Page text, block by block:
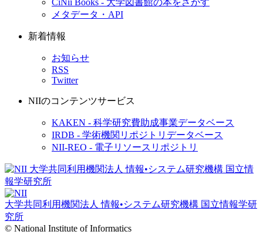
メタデータ・API
新着情報
お知らせ
RSS
Twitter
NIIのコンテンツサービス
KAKEN - 科学研究費助成事業データベース
IRDB - 学術機関リポジトリデータベース
NII-REO - 電子リソースリポジトリ
大学共同利用機関法人 情報•システム研究機構 国立情報学研
究所
© National Institute of Informatics